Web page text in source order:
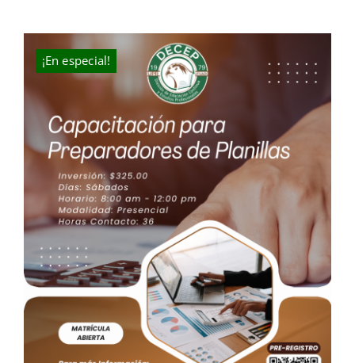
was:
$200.00.
is:
¡En especial!